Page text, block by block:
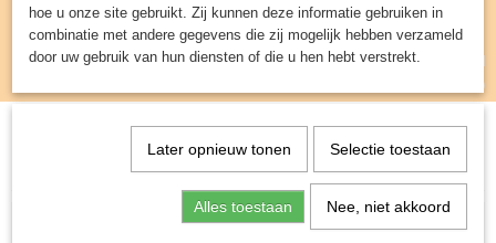
Inloggen Registreren
UW WINKELWAGEN
(0)
Miniature Gaming>Green Stuff World>
Magnets 3 x 1 mm (100) Neodymium N52
hoe u onze site gebruikt. Zij kunnen deze informatie gebruiken in
combinatie met andere gegevens die zij mogelijk hebben verzameld
door uw gebruik van hun diensten of die u hen hebt verstrekt.
Later opnieuw tonen Selectie toestaan
Alles toestaan Nee, niet akkoord